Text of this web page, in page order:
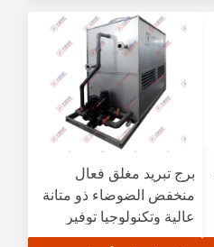
برج تبريد مغلق فعال
منخفض الضوضاء ذو متانة
عالية وتكنولوجيا توفير
الطاقة